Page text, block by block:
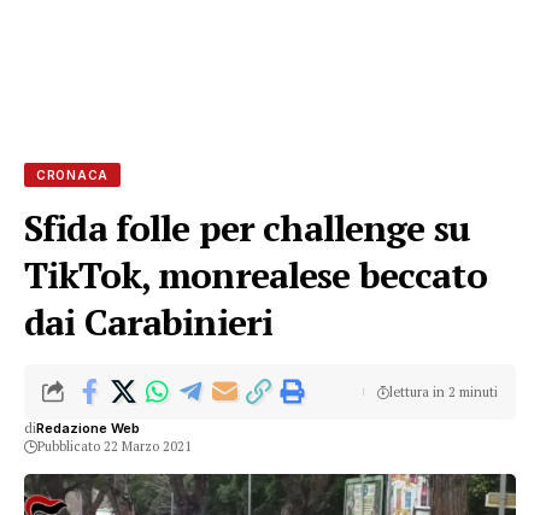
CRONACA
Sfida folle per challenge su
TikTok, monrealese beccato
dai Carabinieri
diRedazione Web
Pubblicato 22 Marzo 2021
lettura in 2 minuti